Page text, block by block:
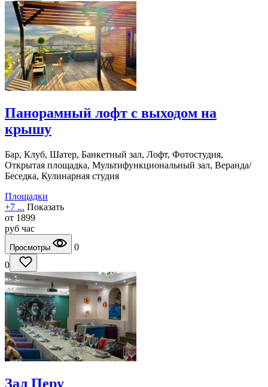
Панорамный лофт с выходом на
крышу
Бар, Клуб, Шатер, Банкетный зал, Лофт, Фотостудия,
Открытая площадка, Мультифункциональный зал, Веранда/
Беседка, Кулинарная студия
Площадки
+7 ... Показать
от 1899
руб час
Просмотры
0
0
Зал Перу